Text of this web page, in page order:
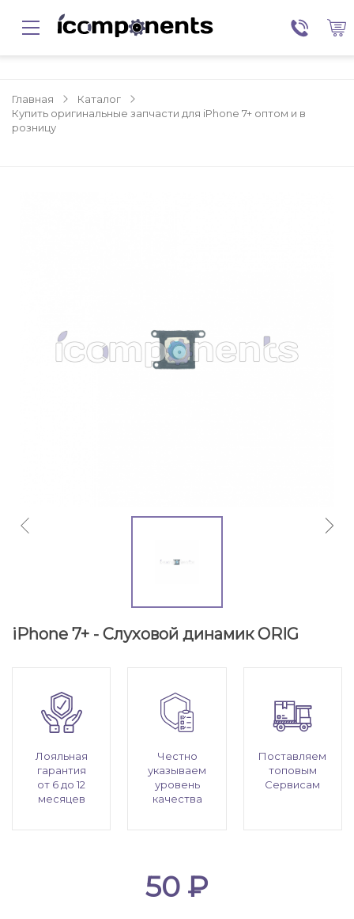
Главная
Каталог
Купить оригинальные запчасти для iPhone 7+ оптом и в
розницу
iPhone 7+ - Cлуховой динамик ORIG
Лояльная
гарантия
от 6 до 12
месяцев
Честно
указываем
уровень
качества
Поставляем
топовым
Сервисам
50 ₽